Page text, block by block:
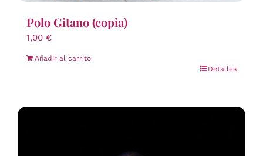
Polo Gitano (copia)
1,00 €
Añadir al carrito
Detalles